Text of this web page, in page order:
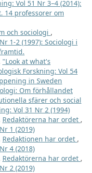
Vol 51 Nr 3–4 (2014):
14 professorer om
och sociologi ,
1-2 (1997): Sociologi i
"Look at what's
Forskning: Vol 54
in Sweden
Om förhållandet
sfärer och social
Vol 31 Nr 2 (1994)
Redaktörerna har ordet ,
1 (2019)
Redaktionen har ordet ,
4 (2018)
Redaktörerna har ordet ,
2 (2019)